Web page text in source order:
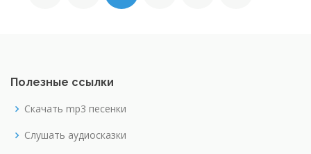
Полезные ссылки
Скачать mp3 песенки
Слушать аудиосказки